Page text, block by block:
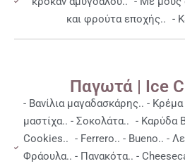
και φρούτα εποχής.. -
Παγωτά | Ice
- Βανίλια μαγαδασκάρης.. -
μαστίχα.. - Σοκολάτα.. - Καρύδα
Cookies.. - Ferrero.. - Bueno.. -
Φράουλα.. - Πανακότα.. -